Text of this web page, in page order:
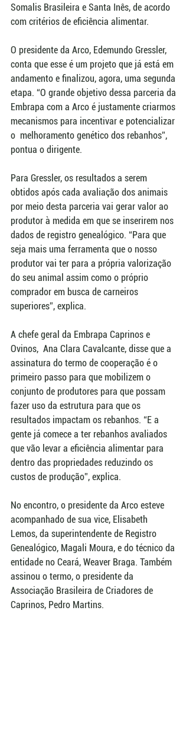
Somalis Brasileira e Santa Inês, de acordo
com critérios de eficiência alimentar.
O presidente da Arco, Edemundo Gressler,
conta que esse é um projeto que já está em
andamento e finalizou, agora, uma segunda
etapa. “O grande objetivo dessa parceria da
Embrapa com a Arco é justamente criarmos
mecanismos para incentivar e potencializar
o  melhoramento genético dos rebanhos”,
pontua o dirigente.
Para Gressler, os resultados a serem
obtidos após cada avaliação dos animais
por meio desta parceria vai gerar valor ao
produtor à medida em que se inserirem nos
dados de registro genealógico. “Para que
seja mais uma ferramenta que o nosso
produtor vai ter para a própria valorização
do seu animal assim como o próprio
comprador em busca de carneiros
superiores”, explica.
A chefe geral da Embrapa Caprinos e
Ovinos,  Ana Clara Cavalcante, disse que a
assinatura do termo de cooperação é o
primeiro passo para que mobilizem o
conjunto de produtores para que possam
fazer uso da estrutura para que os
resultados impactam os rebanhos. “E a
gente já comece a ter rebanhos avaliados
que vão levar a eficiência alimentar para
dentro das propriedades reduzindo os
custos de produção”, explica.
No encontro, o presidente da Arco esteve
acompanhado de sua vice, Elisabeth
Lemos, da superintendente de Registro
Genealógico, Magali Moura, e do técnico da
entidade no Ceará, Weaver Braga. Também
assinou o termo, o presidente da
Associação Brasileira de Criadores de
Caprinos, Pedro Martins.